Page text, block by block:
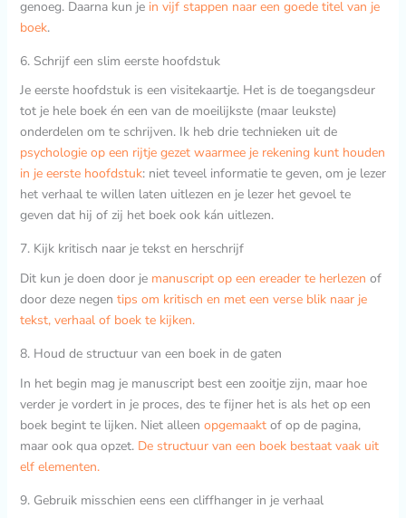
genoeg. Daarna kun je in vijf stappen naar een goede titel van je
boek.
6. Schrijf een slim eerste hoofdstuk
Je eerste hoofdstuk is een visitekaartje. Het is de toegangsdeur
tot je hele boek én een van de moeilijkste (maar leukste)
onderdelen om te schrijven. Ik heb drie technieken uit de
psychologie op een rijtje gezet waarmee je rekening kunt houden
in je eerste hoofdstuk: niet teveel informatie te geven, om je lezer
het verhaal te willen laten uitlezen en je lezer het gevoel te
geven dat hij of zij het boek ook kán uitlezen.
7. Kijk kritisch naar je tekst en herschrijf
Dit kun je doen door je manuscript op een ereader te herlezen of
door deze negen tips om kritisch en met een verse blik naar je
tekst, verhaal of boek te kijken.
8. Houd de structuur van een boek in de gaten
In het begin mag je manuscript best een zooitje zijn, maar hoe
verder je vordert in je proces, des te fijner het is als het op een
boek begint te lijken. Niet alleen opgemaaktof op de pagina,
maar ook qua opzet. De structuur van een boek bestaat vaak uit
elf elementen.
9. Gebruik misschien eens een cliffhanger in je verhaal